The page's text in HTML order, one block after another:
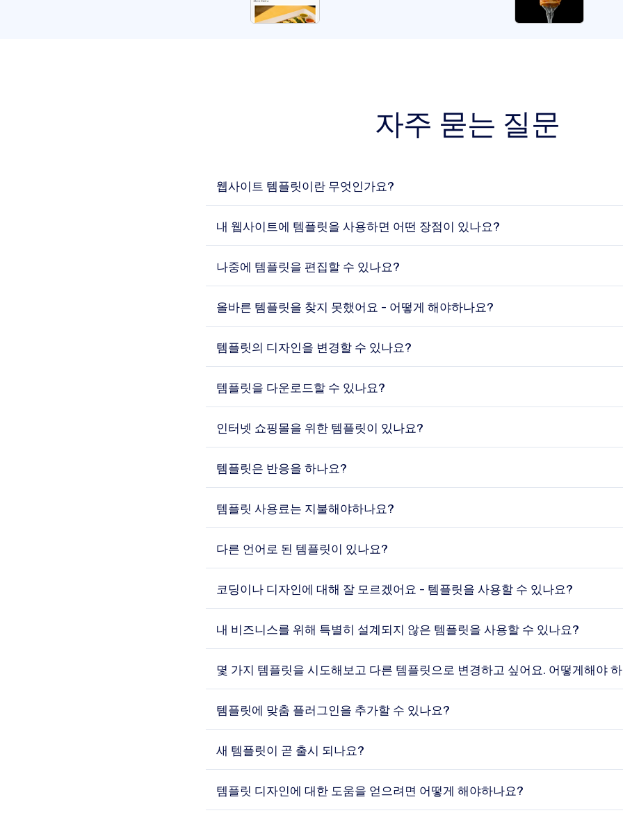
자주 묻는 질문
웹사이트 템플릿이란 무엇인가요?
내 웹사이트에 템플릿을 사용하면 어떤 장점이 있나요?
나중에 템플릿을 편집할 수 있나요?
올바른 템플릿을 찾지 못했어요 - 어떻게 해야하나요?
템플릿의 디자인을 변경할 수 있나요?
템플릿을 다운로드할 수 있나요?
인터넷 쇼핑몰을 위한 템플릿이 있나요?
템플릿은 반응을 하나요?
템플릿 사용료는 지불해야하나요?
다른 언어로 된 템플릿이 있나요?
코딩이나 디자인에 대해 잘 모르겠어요 - 템플릿을 사용할 수 있나요?
내 비즈니스를 위해 특별히 설계되지 않은 템플릿을 사용할 수 있나요?
몇 가지 템플릿을 시도해보고 다른 템플릿으로 변경하고 싶어요. 어떻게해야
템플릿에 맞춤 플러그인을 추가할 수 있나요?
새 템플릿이 곧 출시 되나요?
템플릿 디자인에 대한 도움을 얻으려면 어떻게 해야하나요?